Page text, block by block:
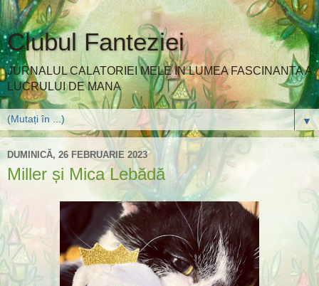
Clubul Fanteziei
JURNALUL CALATORIEI MELE IN LUMEA FASCINANTA A
LUCRULUI DE MANA
▼
DUMINICĂ, 26 FEBRUARIE 2023
Miller și Mica Lebădă